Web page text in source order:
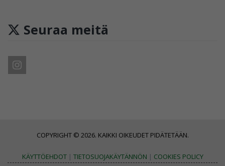
Seuraa meitä
COPYRIGHT © 2026. KAIKKI OIKEUDET PIDÄTETÄÄN.
KÄYTTÖEHDOT| TIETOSUOJAKÄYTÄNNÖN | COOKIES POLICY